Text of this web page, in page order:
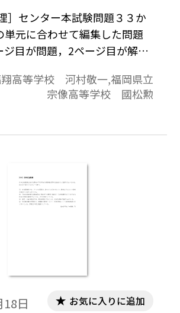
］センター本試験問題３３か
単元に合わせて編集した問題
ジ目が問題，2ページ目が解答
高等学校 河村敬一,福岡県立
宗像高等学校 國松勲
日 お気に入りに追加